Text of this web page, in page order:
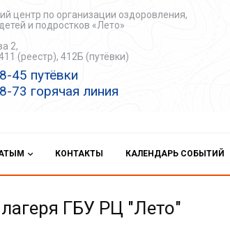
центр по организации оздоровления,
и подростков «Лето»
2,
(реестр), 412Б (путёвки)
45 путёвки
73 горячая линия
КОНТАКТЫ КАЛЕНДАРЬ СОБЫТИЙ
ГБУ РЦ "Лето"